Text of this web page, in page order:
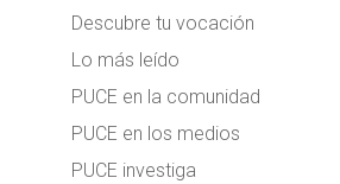
Descubre tu vocación
Lo más leído
PUCE en la comunidad
PUCE en los medios
PUCE investiga